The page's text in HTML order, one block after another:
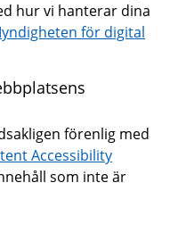
hur vi hanterar dina
för digital
förenlig med
Accessibility
som inte är